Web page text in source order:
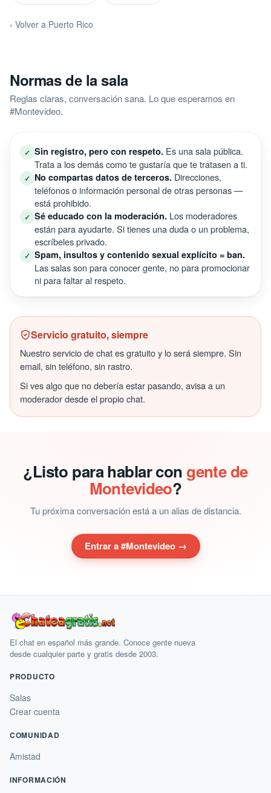
‹ Volver a Puerto Rico
Normas de la sala
Reglas claras, conversación sana. Lo que esperamos en
#Montevideo.
✓ Sin registro, pero con respeto. Es una sala pública.
Trata a los demás como te gustaría que te tratasen a ti.
✓ No compartas datos de terceros. Direcciones,
teléfonos o información personal de otras personas —
está prohibido.
✓ Sé educado con la moderación. Los moderadores
están para ayudarte. Si tienes una duda o un problema,
escríbeles privado.
✓ Spam, insultos y contenido sexual explícito = ban.
Las salas son para conocer gente, no para promocionar
ni para faltar al respeto.
Servicio gratuito, siempre
Nuestro servicio de chat es gratuito y lo será siempre. Sin
email, sin teléfono, sin rastro.
Si ves algo que no debería estar pasando, avisa a un
moderador desde el propio chat.
¿Listo para hablar con gente de
Montevideo?
Tu próxima conversación está a un alias de distancia.
Entrar a #Montevideo →
El chat en español más grande. Conoce gente nueva
desde cualquier parte y gratis desde 2003.
PRODUCTO
Salas
Crear cuenta
COMUNIDAD
Amistad
INFORMACIÓN